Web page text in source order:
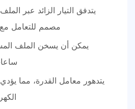
يتدفق التيار الزائد عبر
مصمم للتعامل مع
يمكن أن يسخن الملف
يتدهور معامل القدرة، مما